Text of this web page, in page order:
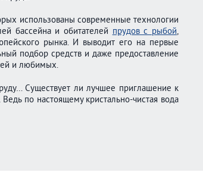
использованы современные технологии
бассейна и обитателейпрудов с рыбой,
рынка. И выводит его на первые
подбор средств и даже предоставление
и любимых.
Существует ли лучшее приглашение к
по настоящему кристально-чистая вода